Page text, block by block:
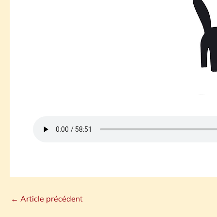
← Article précédent